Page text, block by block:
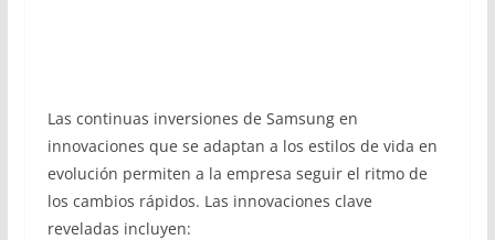
Las continuas inversiones de Samsung en
innovaciones que se adaptan a los estilos de vida en
evolución permiten a la empresa seguir el ritmo de
los cambios rápidos. Las innovaciones clave
reveladas incluyen: